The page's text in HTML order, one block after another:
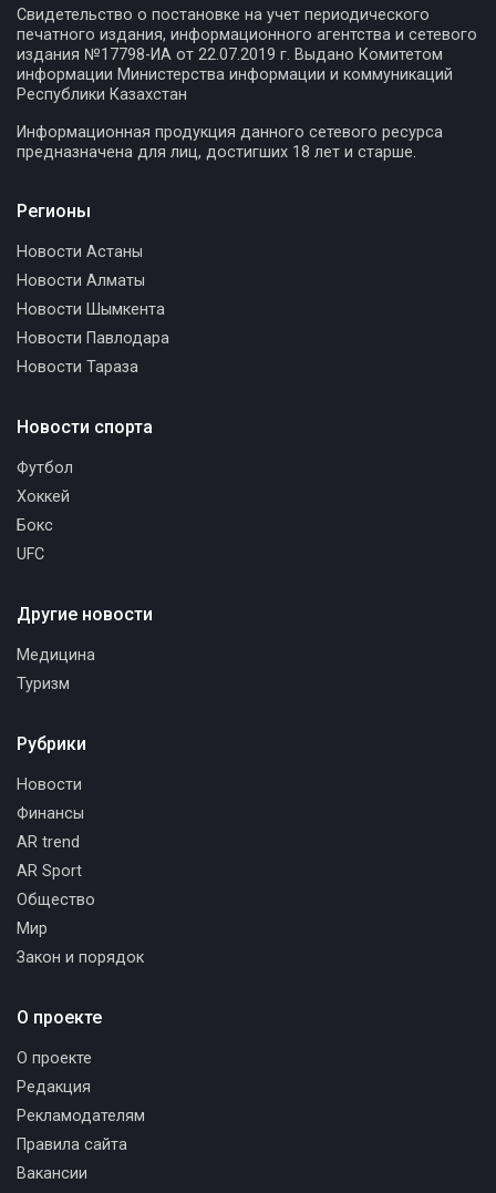
Свидетельство о постановке на учет периодического
печатного издания, информационного агентства и сетевого
издания №17798-ИА от 22.07.2019 г. Выдано Комитетом
информации Министерства информации и коммуникаций
Республики Казахстан
Информационная продукция данного сетевого ресурса
предназначена для лиц, достигших 18 лет и старше.
Регионы
Новости Астаны
Новости Алматы
Новости Шымкента
Новости Павлодара
Новости Тараза
Новости спорта
Футбол
Хоккей
Бокс
UFC
Другие новости
Медицина
Туризм
Рубрики
Новости
Финансы
AR trend
AR Sport
Общество
Мир
Закон и порядок
О проекте
О проекте
Редакция
Рекламодателям
Правила сайта
Вакансии